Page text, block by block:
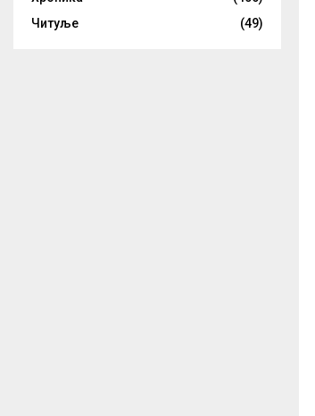
Читуље
(49)